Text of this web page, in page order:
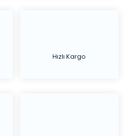
Hızlı Kargo